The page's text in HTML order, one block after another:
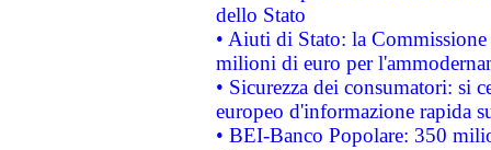
dello Stato
• Aiuti di Stato: la
milioni di euro per
• Sicurezza dei consumatori: si
europeo d'informazione rapida
• BEI-Banco Popolare: 350